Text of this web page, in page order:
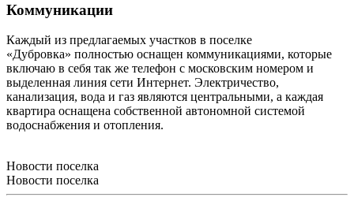
Коммуникации
Каждый из предлагаемых участков в поселке
«Дубровка» полностью оснащен коммуникациями, которые
включаю в себя так же телефон с московским номером и
выделенная линия сети Интернет. Электричество,
канализация, вода и газ являются центральными, а каждая
квартира оснащена собственной автономной системой
водоснабжения и отопления.
Новости поселка
Новости поселка